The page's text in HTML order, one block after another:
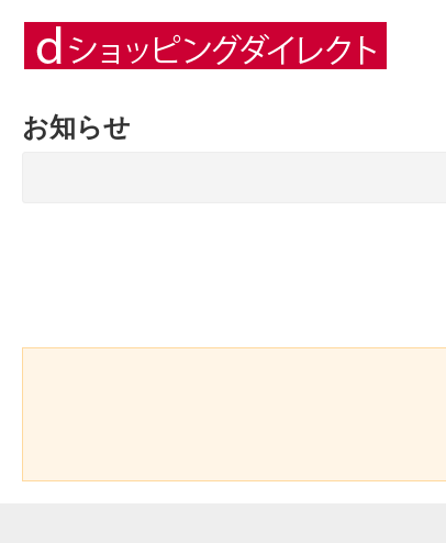
お知らせ